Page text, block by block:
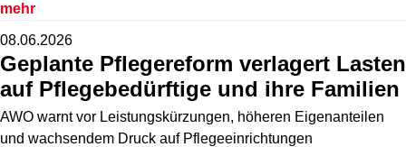
mehr
08.06.2026
Geplante Pflegereform verlagert Lasten
auf Pflegebedürftige und ihre Familien
AWO warnt vor Leistungskürzungen, höheren Eigenanteilen
und wachsendem Druck auf Pflegeeinrichtungen